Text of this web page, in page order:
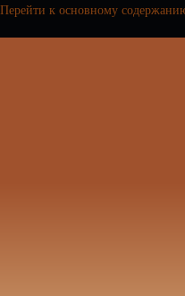
Перейти к основному